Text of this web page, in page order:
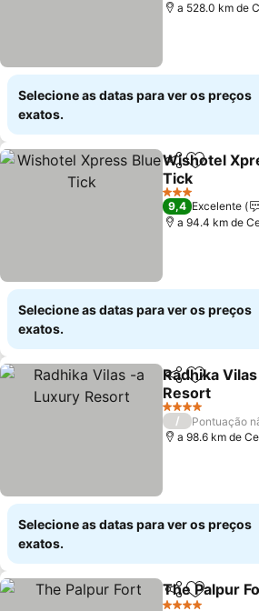
a 528.0 km de
Selecione as datas para ver os preços
exatos.
Partilhar
Wishotel
Tick
Ver preços
3 Estrelas
9,4 Excelente
a 94.4 km de
Selecione as datas para ver os preços
exatos.
Partilhar
Radhika
Resort
Ver preços
4 Estrelas
/
Pontuação
a 98.6 km de
Selecione as datas para ver os preços
exatos.
Partilhar
The Palpur